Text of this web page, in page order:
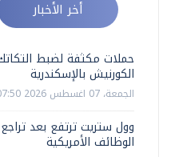
أخر الأخبار
حملات مكثفة لضبط
الكورنيش بالإسكندرية
الجمعة، 07 اغسطس 2026 07:50 م
وول ستريت ترتفع بعد
الوظائف الأمريكية